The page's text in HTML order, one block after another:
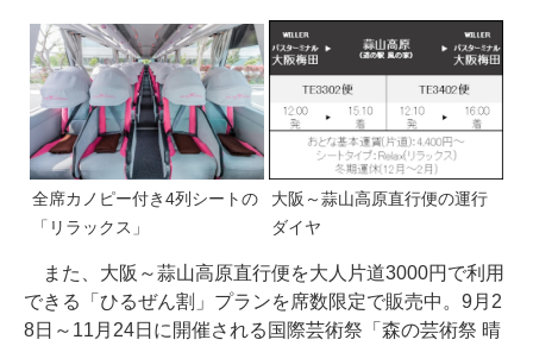
全席カノピー付き4列シートの
「リラックス」
大阪～蒜山高原直行便の運行
ダイヤ
また、大阪～蒜山高原直行便を大人片道3000円で利用
できる「ひるぜん割」プランを席数限定で販売中。9月2
8日～11月24日に開催される国際芸術祭「森の芸術祭 晴